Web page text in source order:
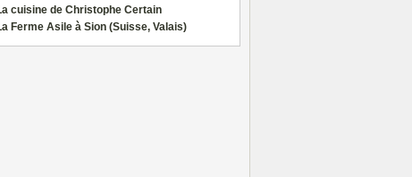
cuisine de Christophe Certain
Ferme Asile à Sion (Suisse, Valais)